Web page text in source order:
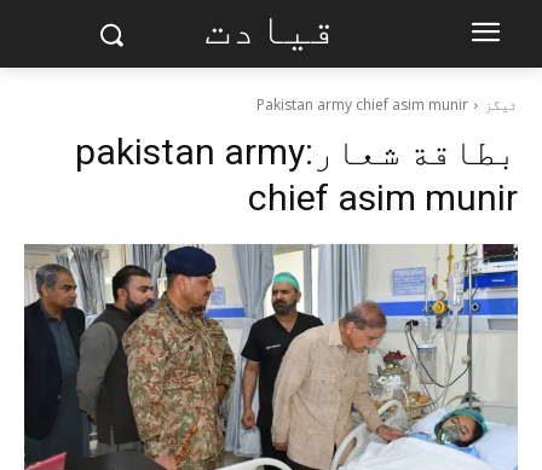
قیادت
ٹیگز Pakistan army chief asim munir
بطاقة شعار:pakistan army
chief asim munir